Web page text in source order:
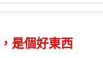
是個好東西